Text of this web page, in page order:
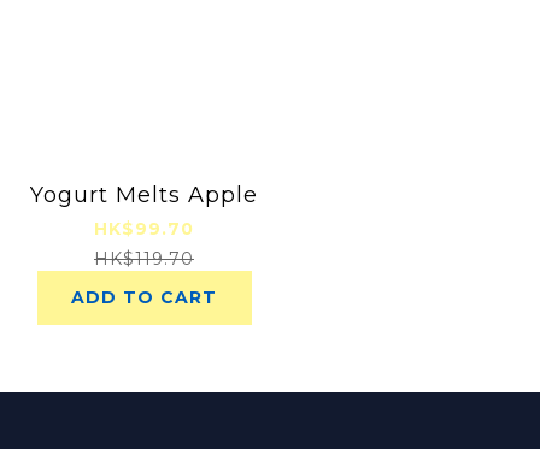
Yogurt Melts Apple
HK$99.70
HK$119.70
ADD TO CART